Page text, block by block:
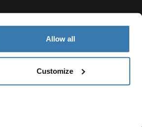
Allow all
Customize
Impostazioni cookie Current market/
Switzerland